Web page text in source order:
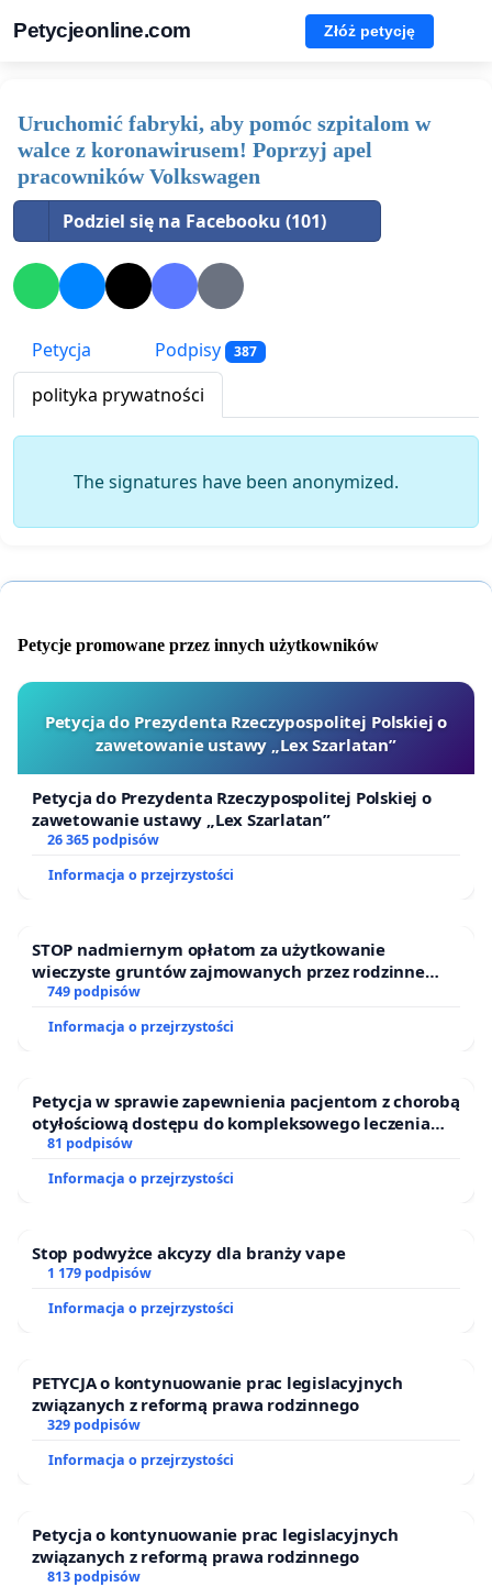
Petycjeonline.com Złóż petycję
Uruchomić fabryki, aby pomóc szpitalom w
walce z koronawirusem! Poprzyj apel
pracowników Volkswagen
Podziel się na Facebooku (101)
Petycja Podpisy 387
polityka prywatności
The signatures have been anonymized.
Petycje promowane przez innych użytkowników
Petycja do Prezydenta Rzeczypospolitej Polskiej o
zawetowanie ustawy „Lex Szarlatan”
Petycja do Prezydenta Rzeczypospolitej Polskiej o
zawetowanie ustawy „Lex Szarlatan”
26 365 podpisów
Informacja o przejrzystości
STOP nadmiernym opłatom za użytkowanie
wieczyste gruntów zajmowanych przez rodzinne
ogrody działkowe.
749 podpisów
Informacja o przejrzystości
Petycja w sprawie zapewnienia pacjentom z chorobą
otyłościową dostępu do kompleksowego leczenia
oraz programów profilaktycznych.
81 podpisów
Informacja o przejrzystości
Stop podwyżce akcyzy dla branży vape
1 179 podpisów
Informacja o przejrzystości
PETYCJA o kontynuowanie prac legislacyjnych
związanych z reformą prawa rodzinnego
329 podpisów
Informacja o przejrzystości
Petycja o kontynuowanie prac legislacyjnych
związanych z reformą prawa rodzinnego
813 podpisów